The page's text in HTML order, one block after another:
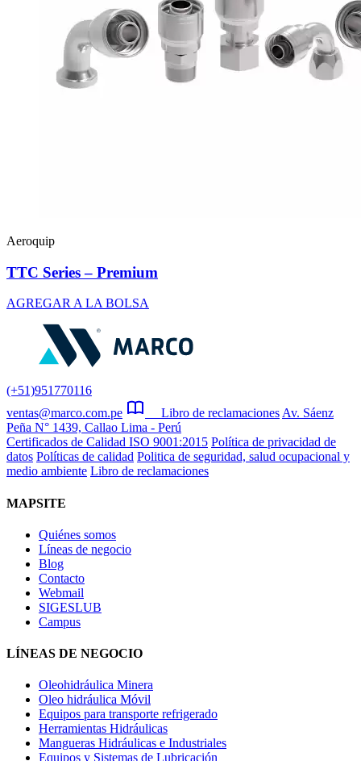
Aeroquip
TTC Series – Premium
AGREGAR A LA BOLSA
(+51)951770116
ventas@marco.com.pe
Libro de reclamaciones Av. Sáenz
Peña N° 1439, Callao Lima - Perú
Certificados de Calidad ISO 9001:2015 Política de privacidad de
datos Políticas de calidad Politica de seguridad, salud ocupacional y
medio ambiente Libro de reclamaciones
MAPSITE
Quiénes somos
Líneas de negocio
Blog
Contacto
Webmail
SIGESLUB
Campus
LÍNEAS DE NEGOCIO
Oleohidráulica Minera
Oleo hidráulica Móvil
Equipos para transporte refrigerado
Herramientas Hidráulicas
Mangueras Hidráulicas e Industriales
Equipos y Sistemas de Lubricación